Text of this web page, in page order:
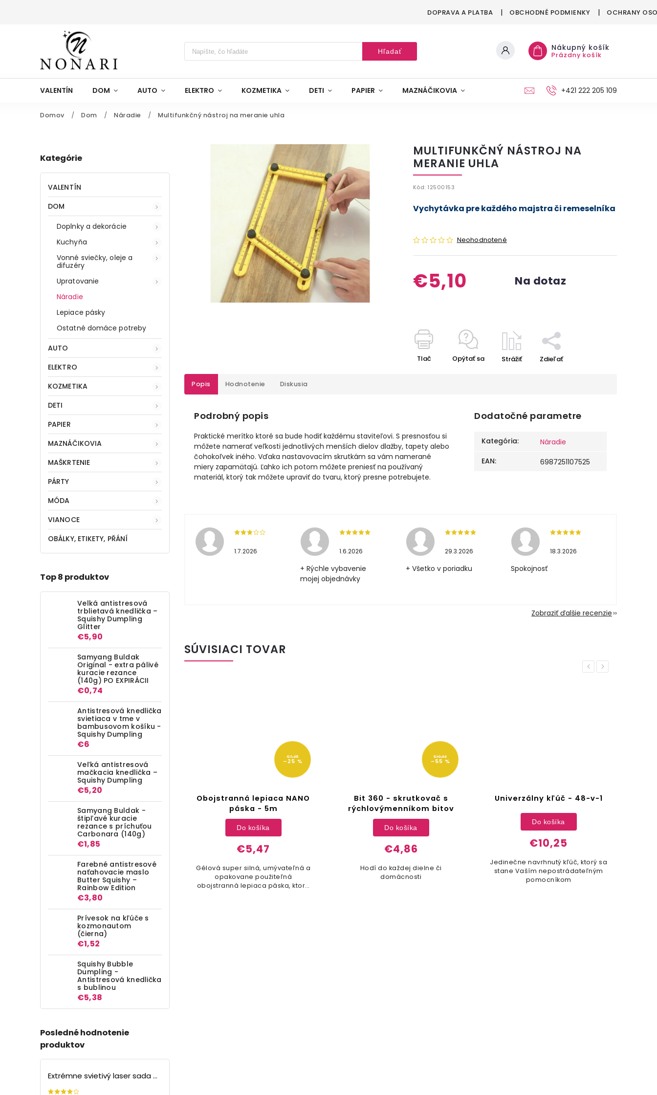
DOPRAVA A PLATBA OBCHODNÉ PODMIENKY OCHRANY
Hľadať Nákupný košík
Prázdny košík
VALENTÍN DOM AUTO ELEKTRO KOZMETIKA DETI PAPIER MAZNÁČIKOVIA MAŠKRTENIE PÁRTY MÓDA
+421 222 205 109
Domov / Dom / Náradie / Multifunkčný nástroj na meranie uhla
Kategórie
VALENTÍN
DOM
Doplnky a dekorácie
Kuchyňa
Vonné sviečky, oleje a
difuzéry
Upratovanie
Náradie
Lepiace pásky
Ostatné domáce potreby
AUTO
ELEKTRO
KOZMETIKA
DETI
PAPIER
MAZNÁČIKOVIA
MAŠKRTENIE
PÁRTY
MÓDA
VIANOCE
OBÁLKY, ETIKETY, PŘÁNÍ
Top 8 produktov
Velká antistresová
trblietavá knedlička –
Squishy Dumpling
Glitter
€5,90
Samyang Buldak
Original - extra pálivé
kuracie rezance
(140g) PO EXPIRÁCII
€0,74
Antistresová knedlička
svietiaca v tme v
bambusovom košíku -
Squishy Dumpling
€6
Veľká antistresová
mačkacia knedlička –
Squishy Dumpling
€5,20
Samyang Buldak -
štipľavé kuracie
rezance s príchuťou
Carbonara (140g)
€1,85
Farebné antistresové
naťahovacie maslo
Butter Squishy –
Rainbow Edition
€3,80
Prívesok na kľúče s
kozmonautom
(čierna)
€1,52
Squishy Bubble
Dumpling -
Antistresová knedlička
s bublinou
€5,38
Posledné hodnotenie
produktov
Extrémne svietivý laser sada + 4 nástavce
MULTIFUNKČNÝ NÁSTROJ NA
MERANIE UHLA
Kód: 12500153
Neohodnotené
€5,10 Na dotaz
Vychytávka pre každého majstra či remeselníka
Tlač Opýtať sa Strážiť Zdieľať
Popis Hodnotenie Diskusia
Podrobný popis
Praktické merítko ktoré sa bude hodiť každému staviteľovi. S presnosťou si
môžete namerať veľkosti jednotlivých menších dielov dlažby, tapety alebo
čohokoľvek iného. Vďaka nastavovacím skrutkám sa vám namerané
miery zapamätajú. Ľahko ich potom môžete preniesť na používaný
materiál, ktorý tak môžete upraviť do tvaru, ktorý presne potrebujete.
Dodatočné parametre
Kategória:
Náradie
EAN: 6987251107525
1.7.2026 1.6.2026
+ Rýchle vybavenie
mojej objednávky
29.3.2026
+ Všetko v poriadku
18.3.2026
Spokojnosť
Zobraziť ďalšie recenzie
SÚVISIACI TOVAR
Previous
€6,48
–15 %
200g/0,01g
€5,47
Do košíka
Digitálna vrecková váha malých
rozmerov na váženie sypkých i
pevných látok ako šperky či mince
€7,35
–25 %
Obojstranná lepiaca NANO
páska - 5m
€5,47
Do košíka
Gélová super silná, umývateľná a
opakovane použiteľná
obojstranná lepiaca páska, ktorá
€10,83
–55 %
Bit 360 - skrutkovač s
rýchlovýmenníkom bitov
€4,86
Do košíka
Hodí do každej dielne či
domácnosti
Univerzálny kľúč - 48-v-1
€10,25
Do košíka
Jedinečne navrhnutý kľúč, ktorý sa
stane Vaším nepostrádateľným
pomocníkom
Next